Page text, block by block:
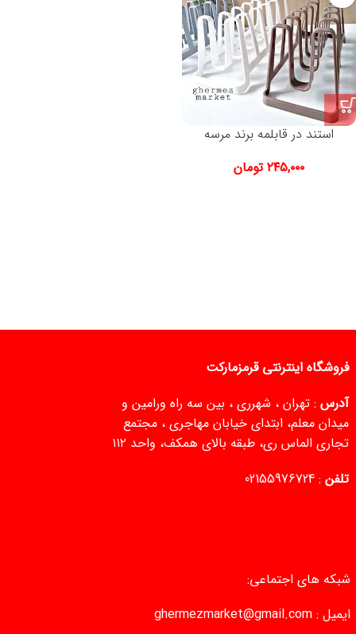
استند در قابلمه برند مرسه
۲۴۵,۰۰۰ تومان
فروشگاه اینترنتی قرمزمارکت
آدرس : تهران ، شهرری ، بین سه راه ورامین و
میدان معلم، ابتدای خیابان مهاجری ، مجتمع
تجاری الماس ری، طبقه بالای همکف، واحد ۱۱۲
تلفن :
02155976724
شبکه های اجتماعی:
ایمیل : ghermezmarket@gmail.com